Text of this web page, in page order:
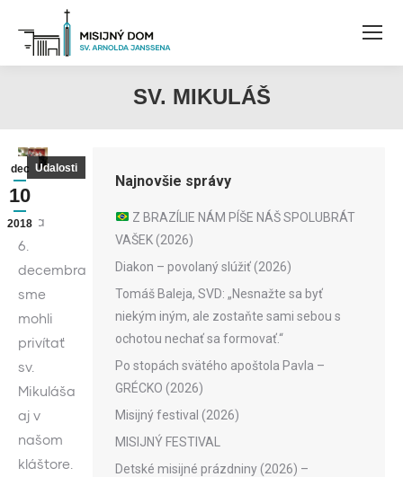
SV. MIKULÁŠ
dec
10
2018
Udalosti
Dňa
6.
decembra
sme
mohli
privítať
sv.
Mikuláša
aj v
našom
kláštore.
Najnovšie správy
Z BRAZÍLIE NÁM PÍŠE NÁŠ SPOLUBRÁT
VAŠEK (2026)
Diakon – povolaný slúžiť (2026)
Tomáš Baleja, SVD: „Nesnažte sa byť
niekým iným, ale zostaňte sami sebou s
ochotou nechať sa formovať.“
Po stopách svätého apoštola Pavla –
GRÉCKO (2026)
Misijný festival (2026)
MISIJNÝ FESTIVAL
Detské misijné prázdniny (2026) –